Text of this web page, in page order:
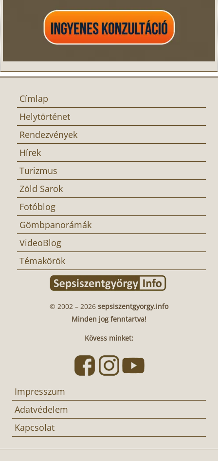
Címlap
Helytörténet
Rendezvények
Hírek
Turizmus
Zöld Sarok
Fotóblog
Gömbpanorámák
VideoBlog
Témakörök
© 2002 – 2026 sepsiszentgyorgy.info
Minden jog fenntartva!
Kövess minket:
Impresszum
Adatvédelem
Kapcsolat